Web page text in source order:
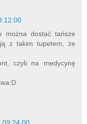
można dostać tańsze
z takim tupetem, że
czyli na medycynę